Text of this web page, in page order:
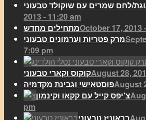
2013 - 11:20 am
מתחילים מחדשOctober 17, 2013
מרק פטריות וערמונים טבעוני
7:09 pm
קוקוס וקארי טבעוניAugust 28,
פוסטאישי וגבינת מקדמיהAugust
צ’יפס קייל עם קקאו וקינמון
pm